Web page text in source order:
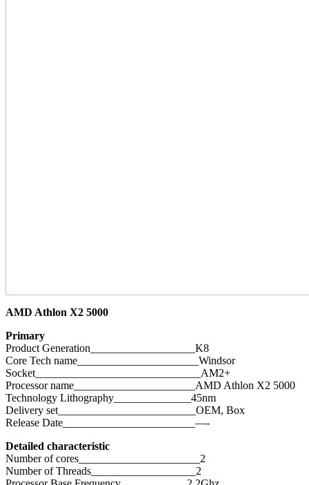
AMD Athlon X2 5000
Primary
Product Generation___________________K8
Core Tech name______________________Windsor
Socket______________________________AM2+
Processor name______________________AMD Athlon X2 5000
Technology Lithography______________45nm
Delivery set_________________________OEM, Box
Release Date________________________—-
Detailed characteristic
Number of cores______________________2
Number of Threads___________________2